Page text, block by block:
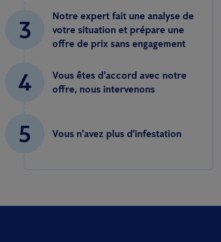
3
Notre expert fait une analyse de
votre situation et prépare une
offre de prix sans engagement
4
Vous êtes d'accord avec notre
offre, nous intervenons
5 Vous n'avez plus d'infestation